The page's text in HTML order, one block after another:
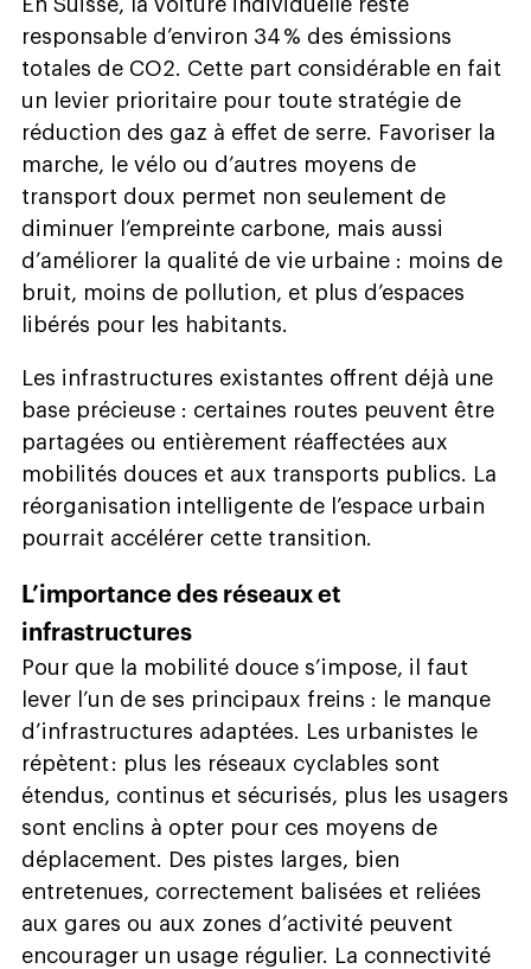
En Suisse, la voiture individuelle reste
responsable d’environ 34 % des émissions
totales de CO2. Cette part considérable en fait
un levier prioritaire pour toute stratégie de
réduction des gaz à effet de serre. Favoriser la
marche, le vélo ou d’autres moyens de
transport doux permet non seulement de
diminuer l’empreinte carbone, mais aussi
d’améliorer la qualité de vie urbaine : moins de
bruit, moins de pollution, et plus d’espaces
libérés pour les habitants.
Les infrastructures existantes offrent déjà une
base précieuse : certaines routes peuvent être
partagées ou entièrement réaffectées aux
mobilités douces et aux transports publics. La
réorganisation intelligente de l’espace urbain
pourrait accélérer cette transition.
L’importance des réseaux et
infrastructures
Pour que la mobilité douce s’impose, il faut
lever l’un de ses principaux freins : le manque
d’infrastructures adaptées. Les urbanistes le
répètent : plus les réseaux cyclables sont
étendus, continus et sécurisés, plus les usagers
sont enclins à opter pour ces moyens de
déplacement. Des pistes larges, bien
entretenues, correctement balisées et reliées
aux gares ou aux zones d’activité peuvent
encourager un usage régulier. La connectivité